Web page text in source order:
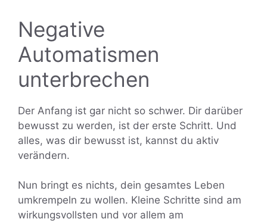
Negative
Automatismen
unterbrechen
Der Anfang ist gar nicht so schwer. Dir darüber
bewusst zu werden, ist der erste Schritt. Und
alles, was dir bewusst ist, kannst du aktiv
verändern.
Nun bringt es nichts, dein gesamtes Leben
umkrempeln zu wollen. Kleine Schritte sind am
wirkungsvollsten und vor allem am